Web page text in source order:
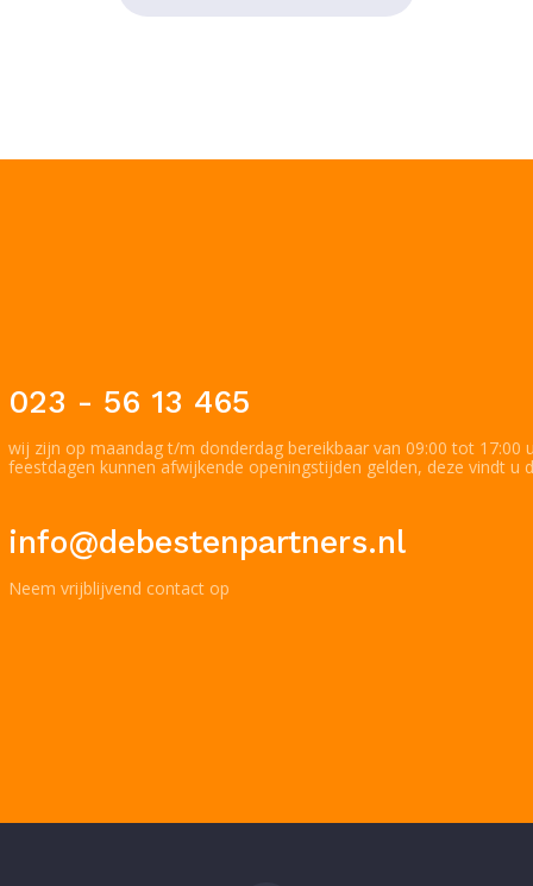
023 - 56 13 465
wij zijn op maandag t/m donderdag bereikbaar van 09:00 tot
feestdagen kunnen afwijkende openingstijden gelden, deze vindt u
info@debestenpartners.nl
Neem vrijblijvend contact op